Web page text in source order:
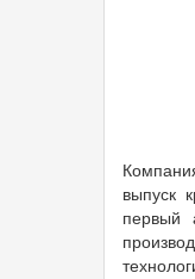
выпуск
первый